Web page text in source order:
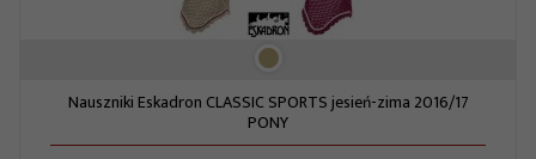
Nauszniki Eskadron CLASSIC SPORTS jesień-zima 2016/17
PONY